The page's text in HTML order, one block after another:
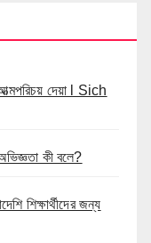
দেয়া l Sich
কী বলে?
শিক্ষার্থীদের জন্য